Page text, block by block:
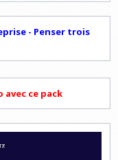
- Penser trois
avec ce pack